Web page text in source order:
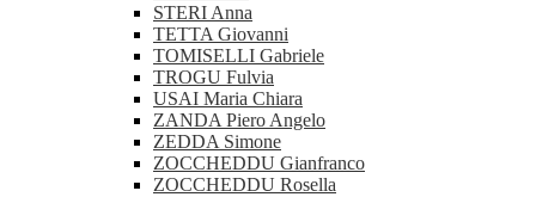
STERI Anna
TETTA Giovanni
TOMISELLI Gabriele
TROGU Fulvia
USAI Maria Chiara
ZANDA Piero Angelo
ZEDDA Simone
ZOCCHEDDU Gianfranco
ZOCCHEDDU Rosella